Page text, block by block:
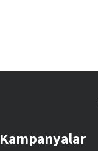
Kampanyalar